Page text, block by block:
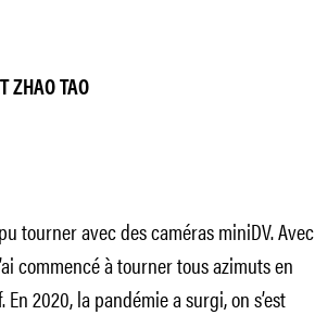
ZHAO TAO
tourner avec des caméras miniDV. Avec
commencé à tourner tous azimuts en
2020, la pandémie a surgi, on s’est